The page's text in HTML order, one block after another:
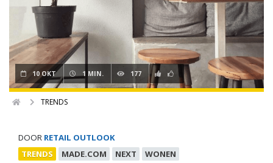
10 OKT 1 MIN. 177
TRENDS
DOOR RETAIL OUTLOOK
TRENDS
MADE.COM NEXT WONEN